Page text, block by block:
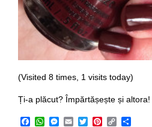
(Visited 8 times, 1 visits today)
Ți-a plăcut? Împărtășește și altora!
Facebook
WhatsApp
Messenger
EmailTwitterPinterest
Copy